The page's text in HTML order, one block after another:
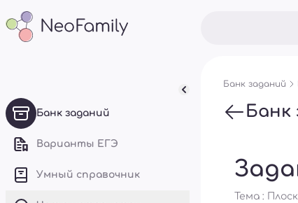
Банк заданий
Варианты ЕГЭ
Умный справочник
Банк заданий
Банк
Тема :